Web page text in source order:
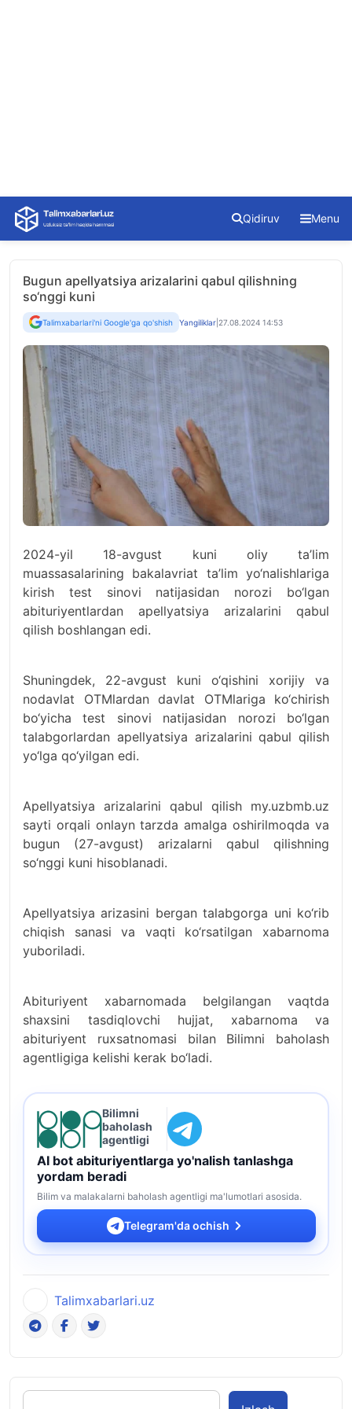
Skip
content
Qidiruv Menu
Bugun apellyatsiya arizalarini qabul qilishning
so‘nggi kuni
Talimxabarlari'ni Google'ga qo'shish Yangiliklar 27.08.2024 14:53
2024-yil 18-avgust kuni oliy ta’lim
muassasalarining bakalavriat ta’lim yo‘nalishlariga
kirish test sinovi natijasidan norozi bo‘lgan
abituriyentlardan apellyatsiya arizalarini qabul
qilish boshlangan edi.
Shuningdek, 22-avgust kuni o‘qishini xorijiy va
nodavlat OTMlardan davlat OTMlariga ko‘chirish
bo‘yicha test sinovi natijasidan norozi bo‘lgan
talabgorlardan apellyatsiya arizalarini qabul qilish
yo‘lga qo‘yilgan edi.
Apellyatsiya arizalarini qabul qilish my.uzbmb.uz
sayti orqali onlayn tarzda amalga oshirilmoqda va
bugun (27-avgust) arizalarni qabul qilishning
so‘nggi kuni hisoblanadi.
Apellyatsiya arizasini bergan talabgorga uni ko‘rib
chiqish sanasi va vaqti ko‘rsatilgan xabarnoma
yuboriladi.
Abituriyent xabarnomada belgilangan vaqtda
shaxsini tasdiqlovchi hujjat, xabarnoma va
abituriyent ruxsatnomasi bilan Bilimni baholash
agentligiga kelishi kerak bo‘ladi.
Bilimni
baholash
agentligi
AI bot abituriyentlarga yo'nalish tanlashga
yordam beradi
Bilim va malakalarni baholash agentligi ma'lumotlari asosida.
Telegram'da ochish
Talimxabarlari.uz